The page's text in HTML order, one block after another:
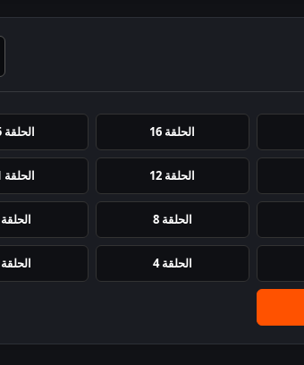
الحلقة 16 الحلقة 15
الحلقة 12 الحلقة 11
الحلقة 8 الحلقة 7
الحلقة 4 الحلقة 3